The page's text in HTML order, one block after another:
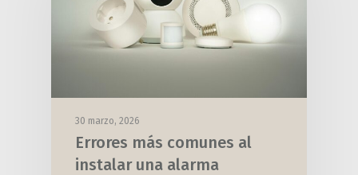
30 marzo, 2026
Errores más comunes al
instalar una alarma